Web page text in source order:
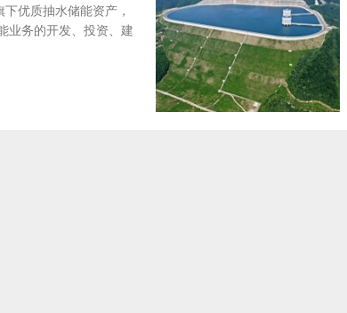
优质抽水储能资产，
业务的开发、投资、建